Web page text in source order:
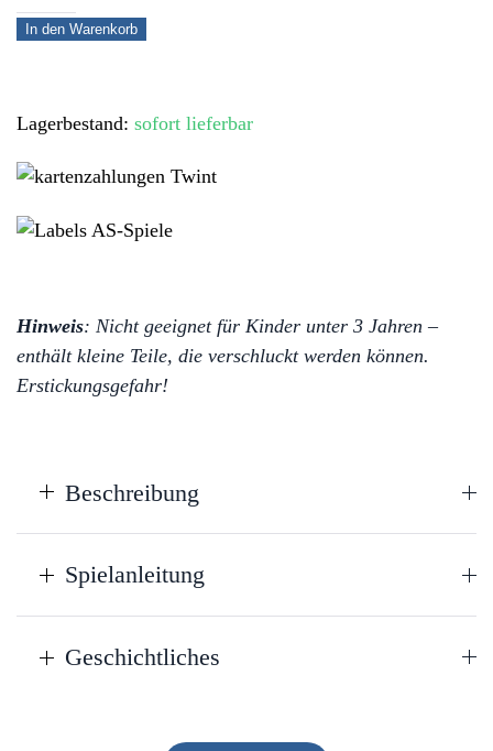
Lucky
6
Würfelabenteuer
für
ganze
In den Warenkorb
Lagerbestand: sofort lieferbar
Hinweis: Nicht geeignet für Kinder unter 3 Jahren –
enthält kleine Teile, die verschluckt werden können.
Erstickungsgefahr!
Beschreibung
Spielanleitung
Geschichtliches